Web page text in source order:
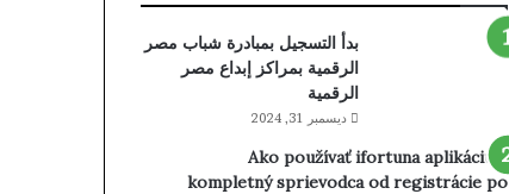
بدأ التسجيل بمبادرة شباب مصر
الرقمية بمراكز إبداع مصر
الرقمية
ديسمبر 31, 2024
Ako používať ifortuna aplikáciu –
kompletný sprievodca od registrácie po